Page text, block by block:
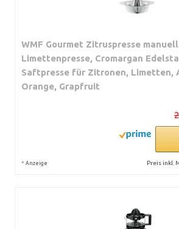
WMF Gourmet Zitruspresse manuell
Limettenpresse, Cromargan
Saftpresse für Zitronen, Limetten,
Orange, Grapfruit
* Anzeige Preis inkl.